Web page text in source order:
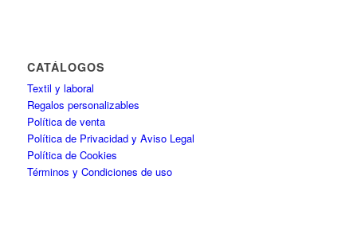
CATÁLOGOS
Textil y laboral
Regalos personalizables
Política de venta
Política de Privacidad y Aviso Legal
Política de Cookies
Términos y Condiciones de uso